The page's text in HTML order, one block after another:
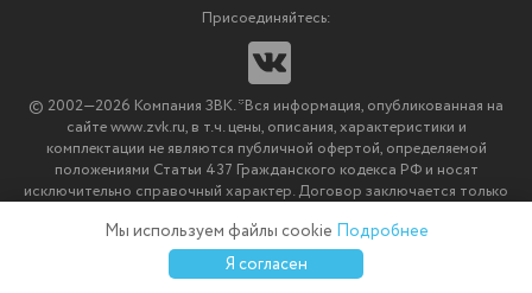
Мультимедийное оборудование
Импортозамещение ПО
© 2002—2026 Компания ЗВК. *Вся информация, опубликованная на
сайте www.zvk.ru, в т.ч. цены, описания, характеристики и
комплектации не являются публичной офертой, определяемой
положениями Статьи 437 Гражданского кодекса РФ и носят
исключительно справочный характер. Договор заключается только
ЗВК.
Присоединяйтесь:
0
Избранное
0
Сравнение Корзина
Мы используем файлы cookie Подробнее
Я согласен